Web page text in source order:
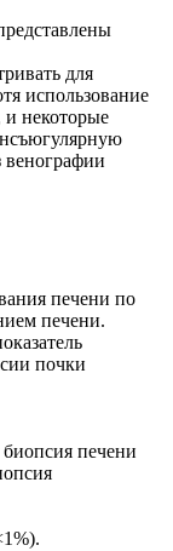
для
использование
некоторые
печени по
печени.
почки
печени